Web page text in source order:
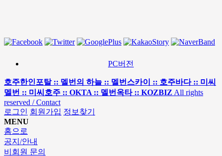
PC버전
호주한인포탈 :: 멜번의 하늘 :: 멜번스카이 :: 호주바다 :: 미씨
멜번 :: 미씨호주 :: OKTA :: 멜번옥타 :: KOZBIZ All rights
reserved / Contact
로그인 회원가입 정보찾기
MENU
홈으로
공지/안내
비회원 문의